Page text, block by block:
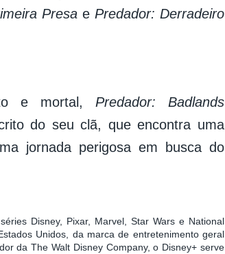
Presa ePredador: Derradeiro
e mortal, Predador: Badlands
do seu clã, que encontra uma
jornada perigosa em busca do
Disney, Pixar, Marvel, Star Wars e National
Unidos, da marca de entretenimento geral
da The Walt Disney Company, o Disney+ serve